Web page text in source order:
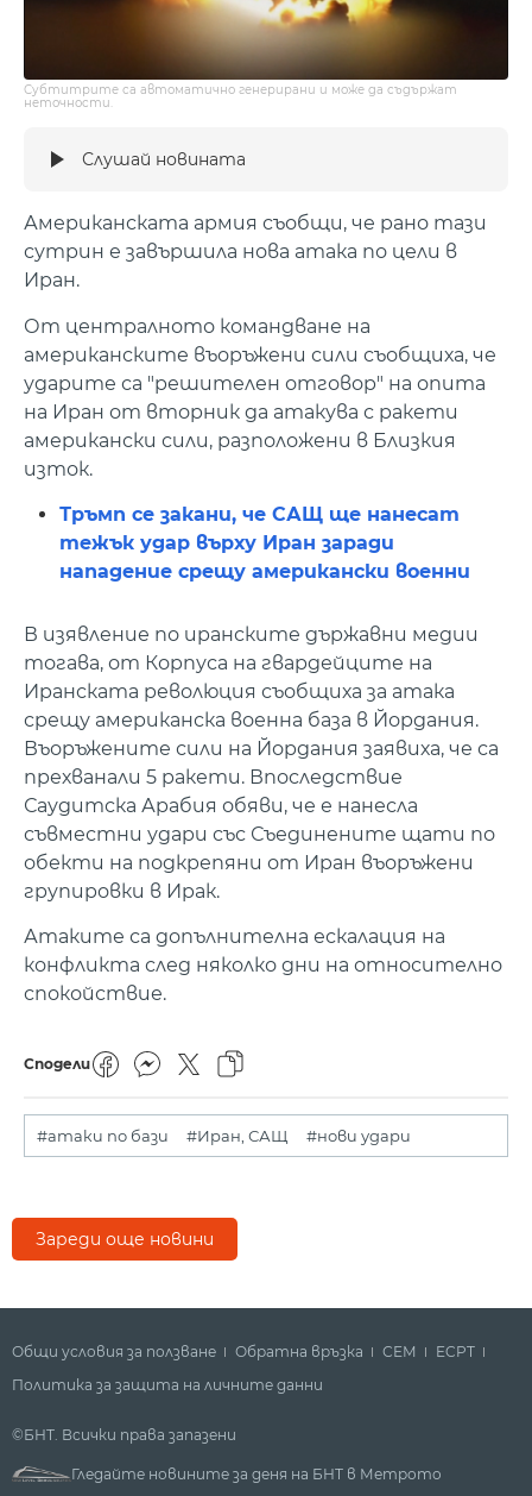
Субтитрите са автоматично генерирани и може да съдържат
неточности.
Слушай новината
Американската армия съобщи, че рано тази
сутрин е завършила нова атака по цели в
Иран.
От централното командване на
американските въоръжени сили съобщиха, че
ударите са "решителен отговор" на опита
на Иран от вторник да атакува с ракети
американски сили, разположени в Близкия
изток.
Тръмп се закани, че САЩ ще нанесат
тежък удар върху Иран заради
нападение срещу американски военни
В изявление по иранските държавни медии
тогава, от Корпуса на гвардейците на
Иранската революция съобщиха за атака
срещу американска военна база в Йордания.
Въоръжените сили на Йордания заявиха, че са
прехванали 5 ракети. Впоследствие
Саудитска Арабия обяви, че е нанесла
съвместни удари със Съединените щати по
обекти на подкрепяни от Иран въоръжени
групировки в Ирак.
Атаките са допълнителна ескалация на
конфликта след няколко дни на относително
спокойствие.
Сподели
#атаки по бази #Иран, САЩ #нови удари
Зареди още новини
Общи условия за ползване Обратна връзка СЕМ
ECPT
Политика за защита на личните данни
©БНТ. Всички права запазени
Гледайте новините за деня на БНТ в Метрото